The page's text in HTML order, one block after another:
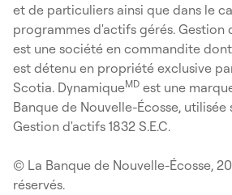
et de particuliers ainsi que dans le
programmes d'actifs gérés. Gestion
est une société en commandite
est détenu en propriété exclusive
Scotia. DynamiqueMD est une
Banque de Nouvelle-Écosse,
Gestion d'actifs 1832 S.E.C.
© La Banque de Nouvelle-Écosse,
réservés.